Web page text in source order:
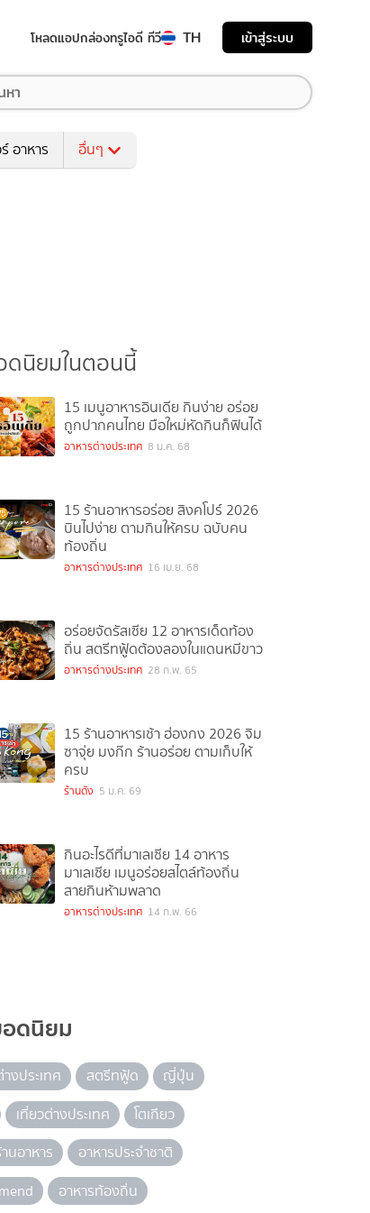
โหลดแอปกล่องทรูไอดี ทีวี TH เข้าสู่ระบบ
อาหาร อื่นๆ
ดนิยมในตอนนี้
15 เมนูอาหารอินเดีย กินง่าย อร่อย
ถูกปากคนไทย มือใหม่หัดกินก็ฟินได้
อาหารต่างประเทศ 8 ม.ค. 68
15 ร้านอาหารอร่อย สิงคโปร์ 2026
บินไปง่าย ตามกินให้ครบ ฉบับคน
ท้องถิ่น
อาหารต่างประเทศ 16 เม.ย. 68
อร่อยจัดรัสเซีย 12 อาหารเด็ดท้อง
ถิ่น สตรีทฟู้ดต้องลองในแดนหมีขาว
อาหารต่างประเทศ 28 ก.พ. 65
15 ร้านอาหารเช้า ฮ่องกง 2026 จิม
ซาจุ่ย มงก๊ก ร้านอร่อย ตามเก็บให้
ครบ
ร้านดัง 5 ม.ค. 69
กินอะไรดีที่มาเลเซีย 14 อาหาร
มาเลเซีย เมนูอร่อยสไตล์ท้องถิ่น
สายกินห้ามพลาด
อาหารต่างประเทศ 14 ก.พ. 66
ดนิยม
งประเทศ สตรีทฟู้ด
ญี่ปุ่น
เที่ยวต่างประเทศ
โตเกียว
นอาหาร
อาหารประจำชาติ
อาหารท้องถิ่น